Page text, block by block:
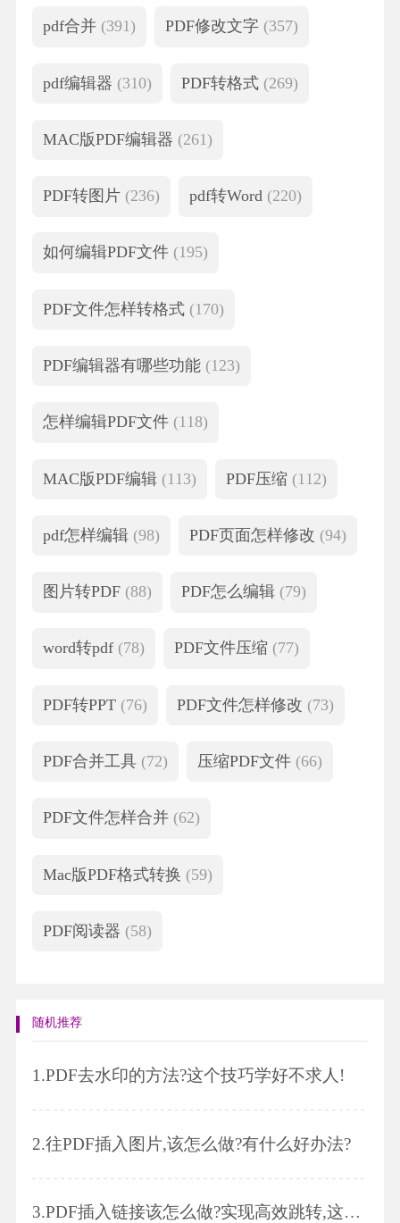
pdf合并 (391) PDF修改文字 (357)
pdf编辑器 (310) PDF转格式 (269)
MAC版PDF编辑器 (261)
PDF转图片 (236) pdf转Word (220)
如何编辑PDF文件 (195)
PDF文件怎样转格式 (170)
PDF编辑器有哪些功能 (123)
怎样编辑PDF文件 (118)
MAC版PDF编辑 (113) PDF压缩 (112)
pdf怎样编辑 (98) PDF页面怎样修改 (94)
图片转PDF (88) PDF怎么编辑 (79)
word转pdf (78) PDF文件压缩 (77)
PDF转PPT (76) PDF文件怎样修改 (73)
PDF合并工具 (72) 压缩PDF文件 (66)
PDF文件怎样合并 (62)
Mac版PDF格式转换 (59)
PDF阅读器 (58)
随机推荐
1.PDF去水印的方法?这个技巧学好不求人!
2.往PDF插入图片,该怎么做?有什么好办法?
3.PDF插入链接该怎么做?实现高效跳转,这招太重要了!